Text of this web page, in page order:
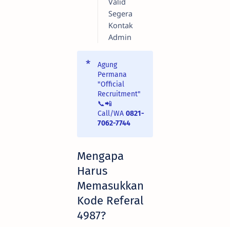
Segera
Kontak
Admin
Agung
Permana
"Official
Recruitment"
📞📲
Call/WA 0821-
7062-7744
Mengapa
Harus
Memasukkan
Kode Referal
4987?